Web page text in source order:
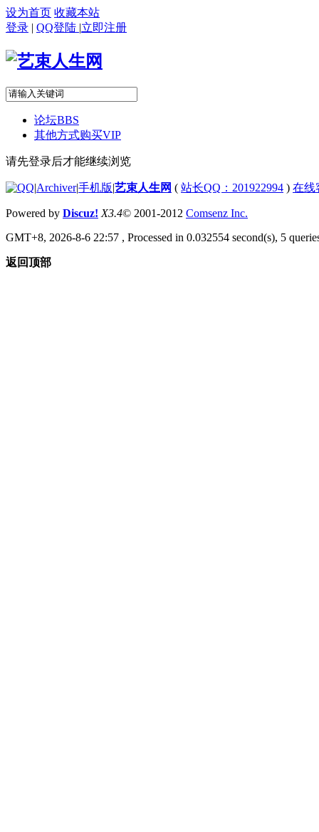
设为首页 收藏本站
登录 | QQ登陆 |立即注册
论坛BBS
其他方式购买VIP
请先登录后才能继续浏览
|Archiver|手机版|艺束人生网 ( 站长QQ：201922994 ) 在线
Powered by Discuz! X3.4© 2001-2012 Comsenz Inc.
GMT+8, 2026-8-6 22:57 , Processed in 0.032554 second(s), 5
返回顶部